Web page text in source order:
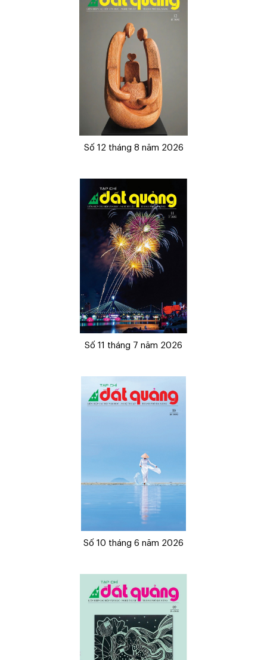
Số 12 tháng 8 năm 2026
Số 11 tháng 7 năm 2026
Số 10 tháng 6 năm 2026